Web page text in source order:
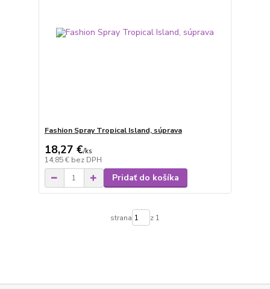
Fashion Spray Tropical Island, súprava
18,27 €/ks
14,85 € bez DPH
Pridať do košíka
strana z 1